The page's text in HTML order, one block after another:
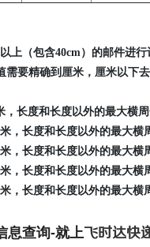
上（包含40cm）的邮件进
需要精确到厘米，厘米以下
长度和长度以外的最大横
，长度和长度以外的最大横
，长度和长度以外的最大横
，长度和长度以外的最大横
，长度和长度以外的最大横
息查询-就上飞时达快